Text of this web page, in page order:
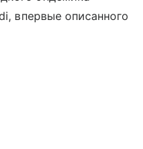
впервые описанного